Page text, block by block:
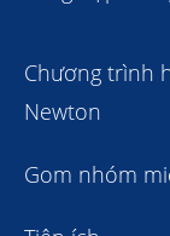
Chương trình
Newton
Gom nhóm